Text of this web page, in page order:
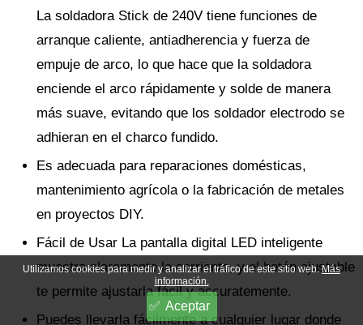
La soldadora Stick de 240V tiene funciones de
arranque caliente, antiadherencia y fuerza de
empuje de arco, lo que hace que la soldadora
enciende el arco rápidamente y solde de manera
más suave, evitando que los soldador electrodo se
adhieran en el charco fundido.
Es adecuada para reparaciones domésticas,
mantenimiento agrícola o la fabricación de metales
en proyectos DIY.
Fácil de Usar La pantalla digital LED inteligente
muestra claramente la corriente, y el botón ajustable
te permite ajustarla fácil y accuratemente.
Puedes llevarla fácilmente a cualquier lugar donde
Utilizamos cookies para medir y analizar el tráfico de este sitio web.Más
información.
Aceptar